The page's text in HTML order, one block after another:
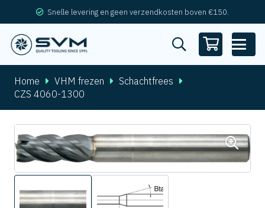
Snelle levering en geen verzendkosten boven €150.
Home VHM frezen
Schachtfrees
CZS 4060-1300